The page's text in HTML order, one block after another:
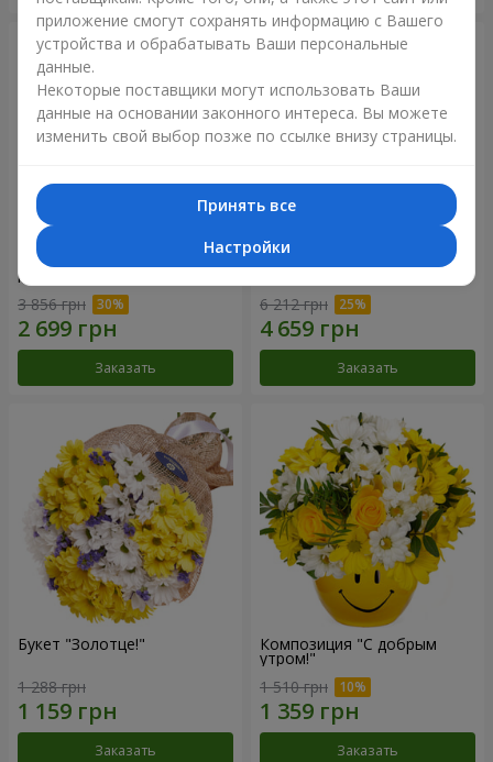
Цветы в коробке "25
красных роз!"
3 856 грн
Заказать
Композиция в коробке
6 212 грн
Заказать
Букет "Золотце!"
1 288 грн
Заказать
Композиция "С добрым
утром!"
1 510 грн
Заказать
приложение смогут сохранять информацию с Вашего
устройства и обрабатывать Ваши персональные
данные.
Некоторые поставщики могут использовать Ваши
данные на основании законного интереса. Вы можете
изменить свой выбор позже по ссылке внизу страницы.
Принять все
Настройки